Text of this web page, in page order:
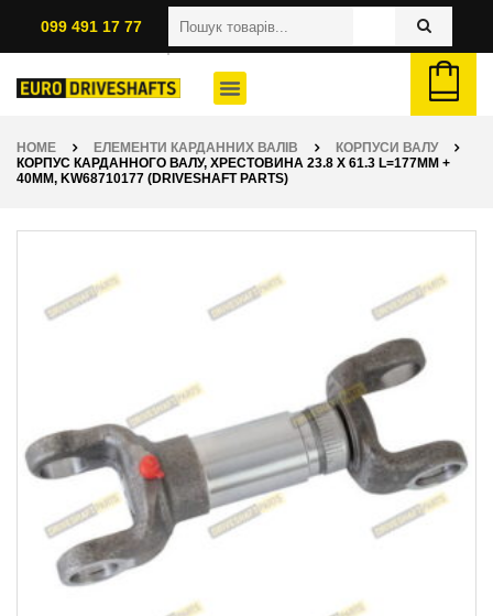
099 491 17 77
HOME ЕЛЕМЕНТИ КАРДАННИХ ВАЛІВ
КОРПУСИ ВАЛУ
КОРПУС КАРДАННОГО ВАЛУ, ХРЕСТОВИНА 23.8 X 61.3 L=177ММ +
40ММ, KW68710177 (DRIVESHAFT PARTS)